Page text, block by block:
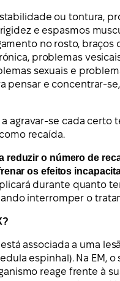
ou tontura,
e espasmos
no rosto, braços
problemas
sexuais e
pensar e concentrar-se,
agravar-se cada certo
recaída.
reduzir o número de
os efeitos
durante quanto
interromper o
associada a uma
espinhal). Na EM, o
reage frente à